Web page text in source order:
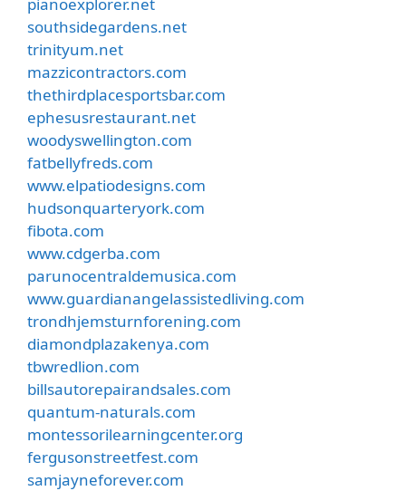
southsidegardens.net
trinityum.net
mazzicontractors.com
thethirdplacesportsbar.com
ephesusrestaurant.net
woodyswellington.com
fatbellyfreds.com
www.elpatiodesigns.com
hudsonquarteryork.com
fibota.com
www.cdgerba.com
parunocentraldemusica.com
www.guardianangelassistedliving.com
trondhjemsturnforening.com
diamondplazakenya.com
tbwredlion.com
billsautorepairandsales.com
quantum-naturals.com
montessorilearningcenter.org
fergusonstreetfest.com
samjayneforever.com